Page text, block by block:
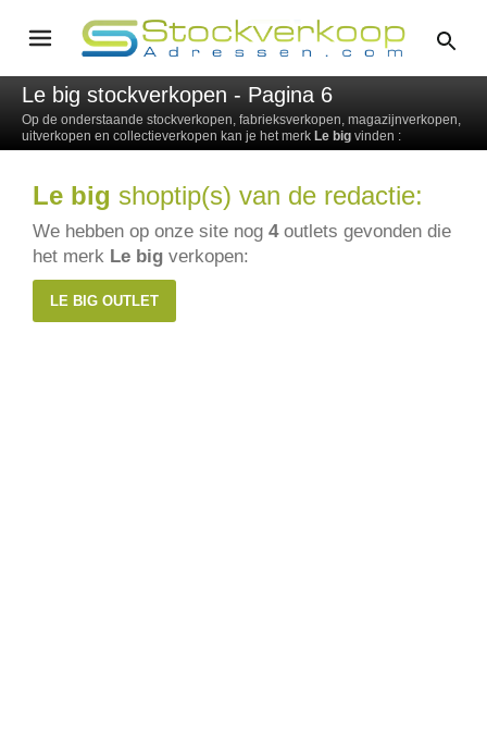
Le big stockverkopen - Pagina 6
Op de onderstaande stockverkopen, fabrieksverkopen, magazijnverkopen,
uitverkopen en collectieverkopen kan je het merk Le big vinden :
Le big shoptip(s) van de redactie:
We hebben op onze site nog 4outlets gevonden die
het merk Le big verkopen:
LE BIG OUTLET